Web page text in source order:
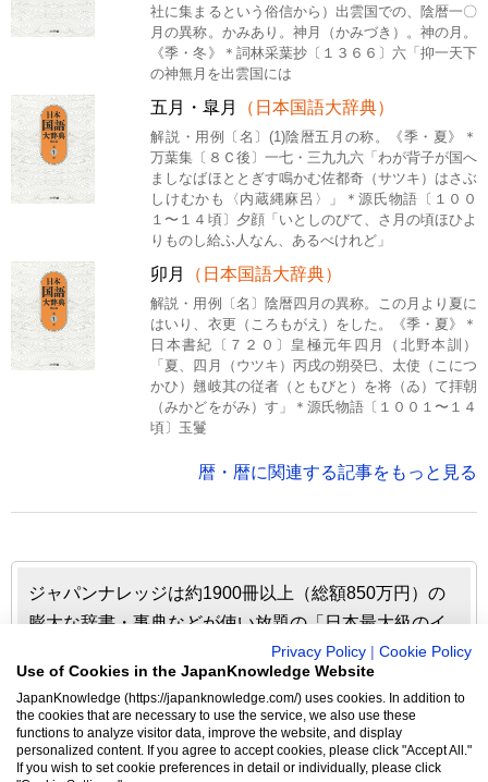
社に集まるという俗信から）出雲国での、陰暦一〇
月の異称。かみあり。神月（かみづき）。神の月。
《季・冬》＊詞林采葉抄〔１３６６〕六「抑一天下
の神無月を出雲国には
五月・皐月 （日本国語大辞典）
解説・用例〔名〕(1)陰暦五月の称。《季・夏》＊
万葉集〔８Ｃ後〕一七・三九九六「わが背子が国へ
ましなばほととぎす鳴かむ佐都奇（サツキ）はさぶ
しけむかも〈内蔵縄麻呂〉」＊源氏物語〔１００
１〜１４頃〕夕顔「いとしのびて、さ月の頃ほひよ
りものし給ふ人なん、あるべけれど」
卯月 （日本国語大辞典）
解説・用例〔名〕陰暦四月の異称。この月より夏に
はいり、衣更（ころもがえ）をした。《季・夏》＊
日本書紀〔７２０〕皇極元年四月（北野本訓）
「夏、四月（ウツキ）丙戌の朔癸巳、太使（こにつ
かひ）翹岐其の従者（ともびと）を将（ゐ）て拝朝
（みかどをがみ）す」＊源氏物語〔１００１〜１４
頃〕玉鬘
暦・暦に関連する記事をもっと見る
ジャパンナレッジは約1900冊以上（総額850万円）の
膨大な辞書・事典などが使い放題の「日本最大級のイ
ンターネット辞書・事典・叢書サイト」です。日本国
内のみならず、海外の有名大学から図書館まで、多く
の機関で利用されています。
ジャパンナレッジの利用料金や収録辞事典について詳しく
Privacy Policy
Cookie Policy
Use of Cookies in the JapanKnowledge Website
JapanKnowledge (https://japanknowledge.com/) uses cookies. In addition to
the cookies that are necessary to use the service, we also use these
functions to analyze visitor data, improve the website, and display
personalized content. If you agree to accept cookies, please click "Accept All."
If you wish to set cookie preferences in detail or individually, please click